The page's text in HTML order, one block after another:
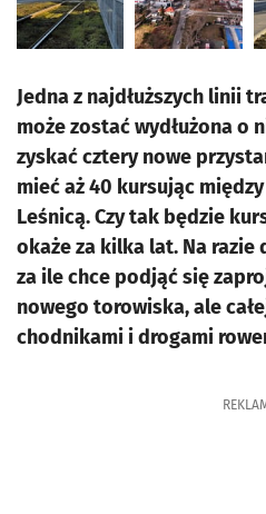
Jedna z najdłuższych linii
może zostać wydłużona o
zyskać cztery nowe
mieć aż 40 kursując
Leśnicą. Czy tak będzie
okaże za kilka lat. Na
za ile chce podjąć się
nowego torowiska, ale
chodnikami i drogami